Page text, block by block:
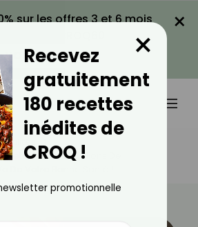
sur les offres 3 et 6 mois
VOIR LA PROMO
×
Selon 60 Millions De
De Votre Bonne Santé !
Recevez
gratuitement
180 recettes
inédites de
CROQ !
×
promotionnelle